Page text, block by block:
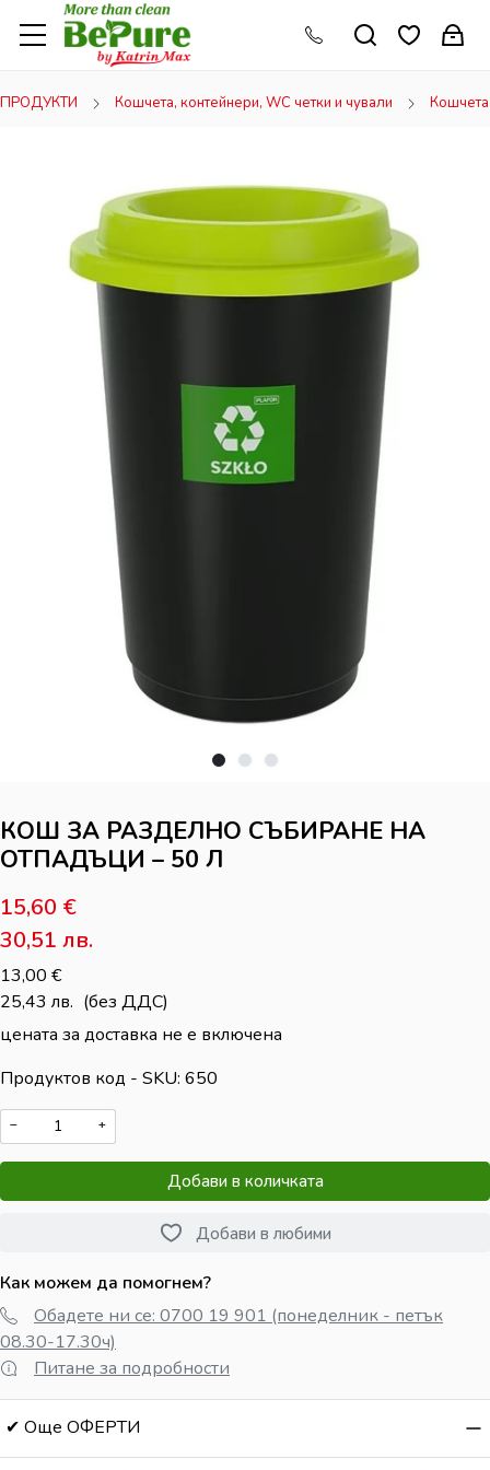
ПРОДУКТИ Кошчета, контейнери, WC четки и чували Кошчета
КОШ ЗА РАЗДЕЛНО СЪБИРАНЕ НА
ОТПАДЪЦИ – 50 Л
15,60 €
30,51 лв.
13,00 €
25,43 лв. (без ДДС)
цената за доставка не е включена
Продуктов код - SKU 650
− +
Добави в количката
Добави в любими
Как можем да помогнем?
Обадете ни се: 0700 19 901 (понеделник - петък
08.30-17.30ч)
Питане за подробности
✔ Още ОФЕРТИ